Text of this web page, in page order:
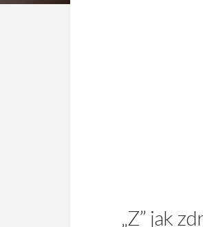
„Z” jak